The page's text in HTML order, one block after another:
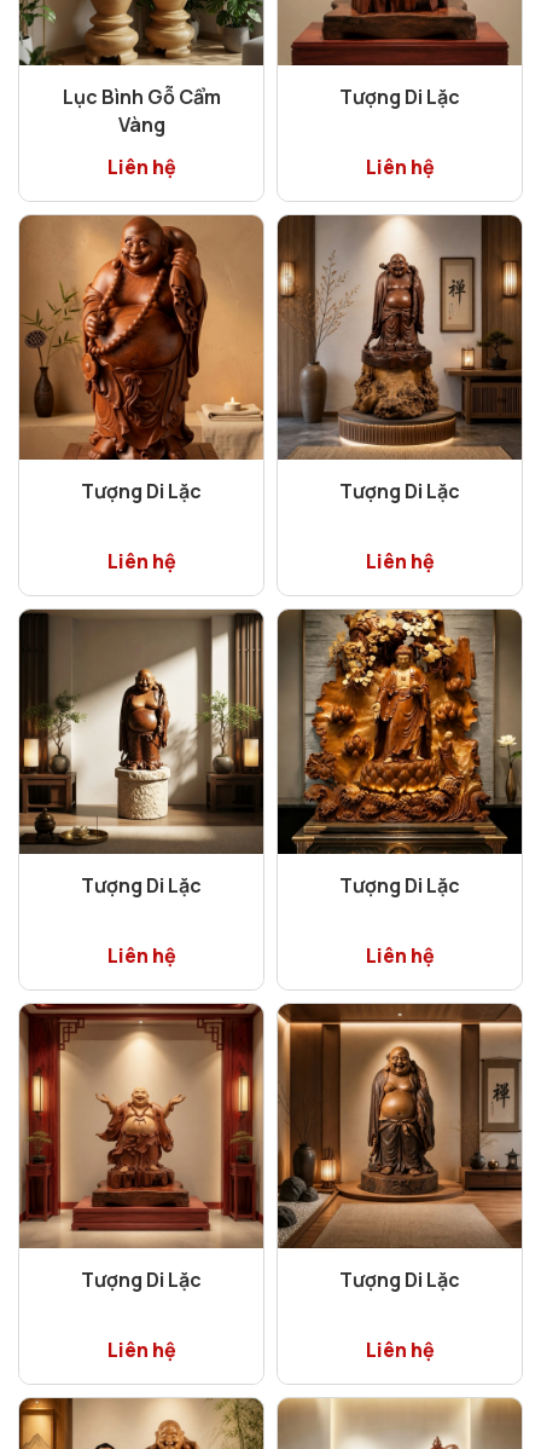
Lục Bình Gỗ Cẩm
Vàng
Liên hệ
Tượng Di Lặc
Liên hệ
Tượng Di Lặc
Liên hệ
Tượng Di Lặc
Liên hệ
Tượng Di Lặc
Liên hệ
Tượng Di Lặc
Liên hệ
Tượng Di Lặc
Liên hệ
Tượng Di Lặc
Liên hệ